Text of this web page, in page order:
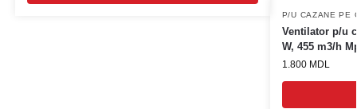
P/U CAZANE PE
Ventilator p/u
W, 455 m3/h
1.800 MDL